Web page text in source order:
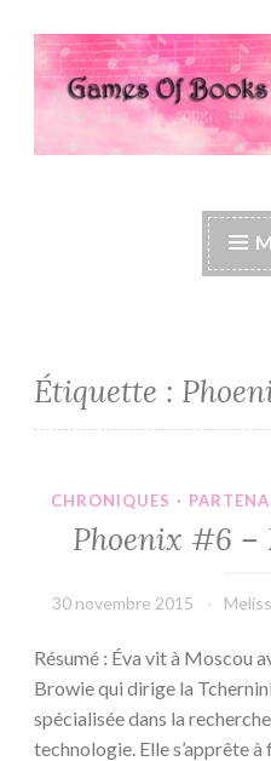
Accéder
au
contenu
Games Of
Étiquette :
CHRONIQUES ·
Phoenix #6 –
30 novembre 2015
Résumé : Éva vit à Moscou
Browie qui dirige la
spécialisée dans la
technologie. Elle s’apprête à